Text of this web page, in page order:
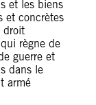
et les biens
et concrètes
droit
règne de
guerre et
dans le
armé